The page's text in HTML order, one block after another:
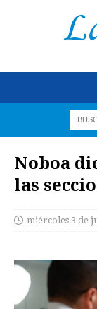
Noboa
las
miércoles 3 de